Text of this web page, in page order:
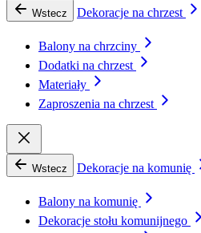
Wstecz Dekoracje na chrzest
Balony na chrzciny
Dodatki na chrzest
Materiały
Zaproszenia na chrzest
Wstecz Dekoracje na komunię
Balony na komunię
Dekoracje stołu komunijnego